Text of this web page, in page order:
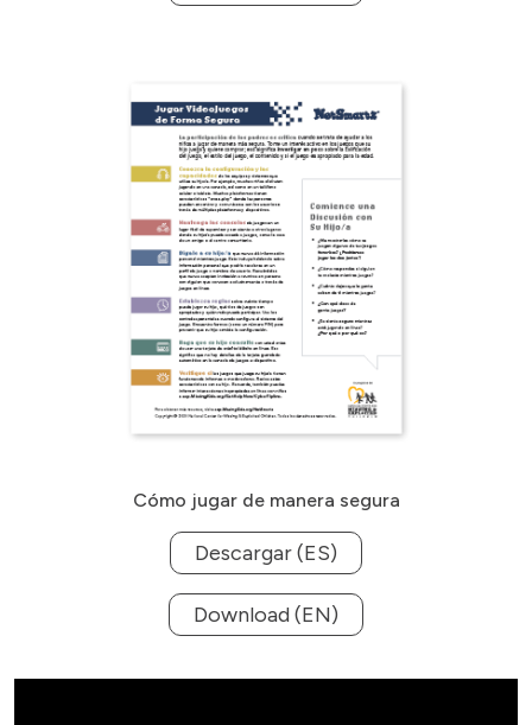
Cómo jugar de manera segura
Descargar (ES)
Download (EN)